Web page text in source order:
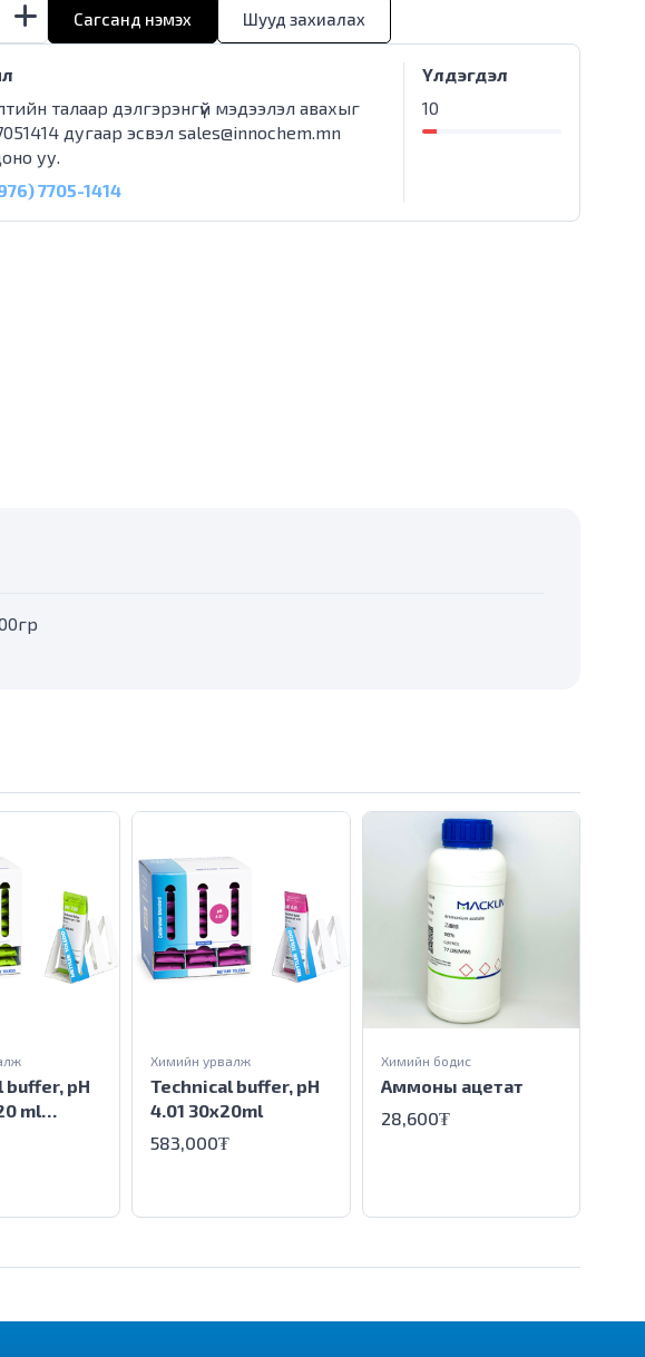
Сагсанд нэмэх Шууд захиалах
талаар дэлгэрэнгүй мэдээлэл авахыг
дугаар эсвэл sales@innochem.mn
уу.
7705-1414
Үлдэгдэл
10
buffer, pH
ml
Technical buffer, pH
4.01 30x20ml
Химийн урвалж
583,000₮
Аммоны ацетат
Химийн бодис
28,600₮